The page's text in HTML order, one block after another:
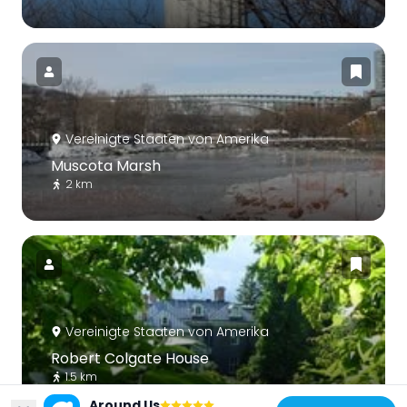
Vereinigte Staaten von Amerika
Muscota Marsh
2 km
Vereinigte Staaten von Amerika
Robert Colgate House
1.5 km